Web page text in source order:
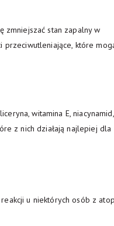
zmniejszać stan zapalny w
przeciwutleniające, które
witamina E, niacynamid,
z nich działają najlepiej dla
u niektórych osób z